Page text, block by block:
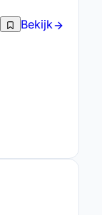
Bekijk